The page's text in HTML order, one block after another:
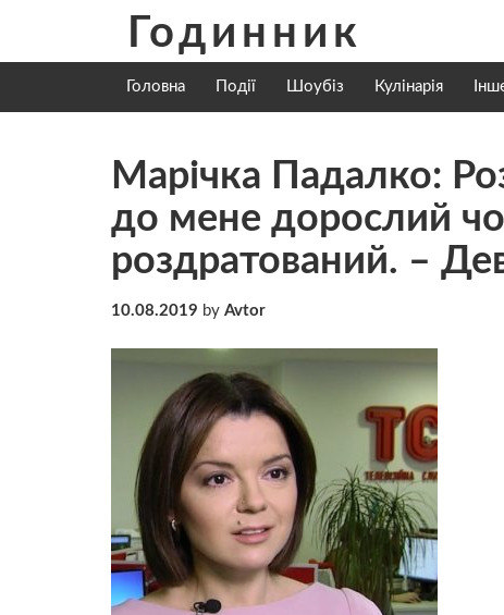
content
Годинник
Головна Події Шоубіз Кулінарія
Марічка Падалко:
до мене дорослий
роздратований. –
10.08.2019 by Avtor